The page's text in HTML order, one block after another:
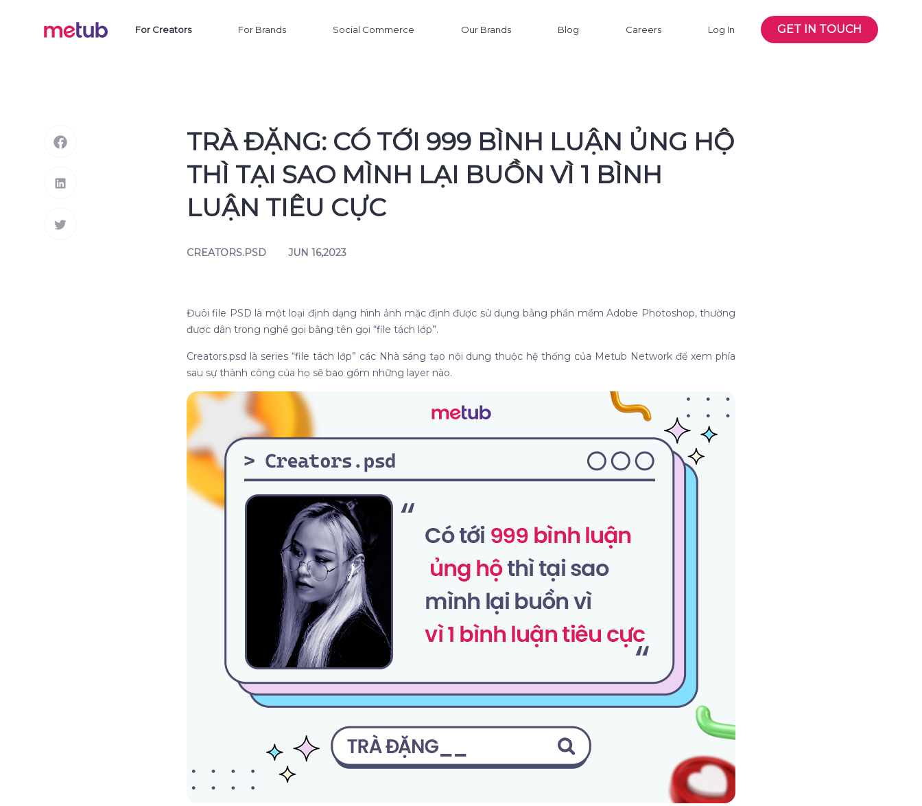
For Creators For Brands Social Commerce Our Brands Blog Careers Log In GET IN TOUCH
TRÀ ĐẶNG: CÓ TỚI 999 BÌNH LUẬN ỦNG HỘ
THÌ TẠI SAO MÌNH LẠI BUỒN VÌ 1 BÌNH
LUẬN TIÊU CỰC
CREATORS.PSD JUN 16,2023
Đuôi file PSD là một loại định dạng hình ảnh mặc định được sử dụng bằng phần mềm Adobe Photoshop, thường
được dân trong nghề gọi bằng tên gọi “file tách lớp”.
Creators.psd là series “file tách lớp” các Nhà sáng tạo nội dung thuộc hệ thống của Metub Network để xem phía
sau sự thành công của họ sẽ bao gồm những layer nào.